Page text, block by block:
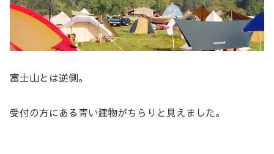
富士山とは逆側。
受付の方にある青い建物がちらりと見えました。